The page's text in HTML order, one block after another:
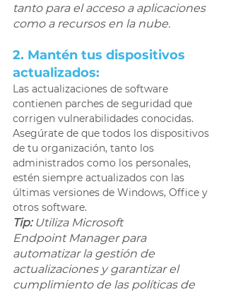
tanto para el acceso a aplicaciones
como a recursos en la nube.
2. Mantén tus dispositivos
actualizados:
Las actualizaciones de software
contienen parches de seguridad que
corrigen vulnerabilidades conocidas.
Asegúrate de que todos los dispositivos
de tu organización, tanto los
administrados como los personales,
estén siempre actualizados con las
últimas versiones de Windows, Office y
otros software.
Tip: Utiliza Microsoft
Endpoint Manager para
automatizar la gestión de
actualizaciones y garantizar el
cumplimiento de las políticas de